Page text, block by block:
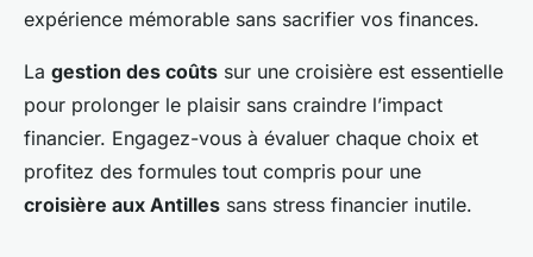
expérience mémorable sans sacrifier vos finances.
La gestion des coûts sur une croisière est essentielle
pour prolonger le plaisir sans craindre l’impact
financier. Engagez-vous à évaluer chaque choix et
profitez des formules tout compris pour une
croisière aux Antilles sans stress financier inutile.